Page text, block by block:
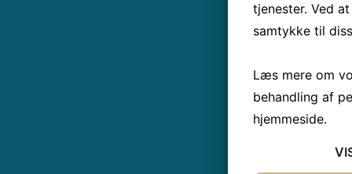
tjenester. Ved
samtykke til
Læs mere om
behandling af
hjemmeside.